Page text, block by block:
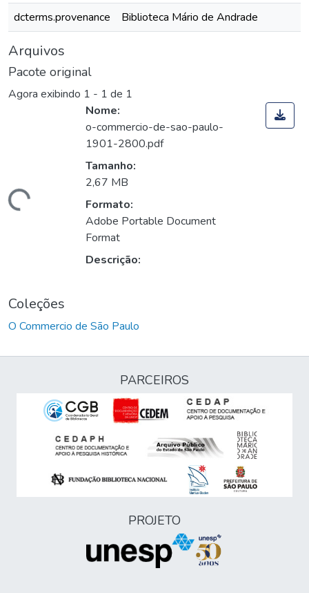
dcterms.provenance
Biblioteca Mário de Andrade
Arquivos
Pacote original
Agora exibindo 1 - 1 de 1
Nome:
o-commercio-de-sao-paulo-
1901-2800.pdf
Tamanho:
2,67 MB
Formato:
Adobe Portable Document
Format
Descrição:
Coleções
O Commercio de São Paulo
PARCEIROS
PROJETO